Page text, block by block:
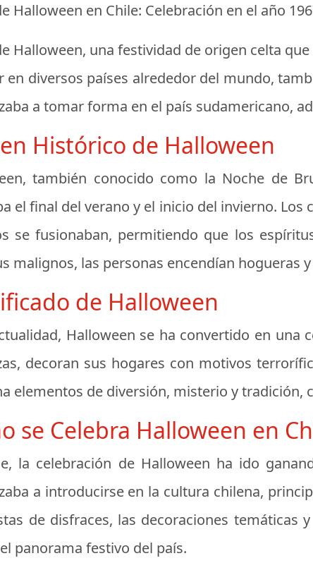
Halloween en Chile: Celebración en el año
Halloween, una festividad de origen celta
en diversos países alrededor del mundo,
a tomar forma en el país sudamericano,
Histórico de Halloween
también conocido como la Noche de
el final del verano y el inicio del invierno.
se fusionaban, permitiendo que los
malignos, las personas encendían hogueras
de Halloween
Halloween se ha convertido en
decoran sus hogares con motivos
elementos de diversión, misterio y tradición,
se Celebra Halloween en
la celebración de Halloween ha ido
a introducirse en la cultura chilena,
de disfraces, las decoraciones temáticas
panorama festivo del país.